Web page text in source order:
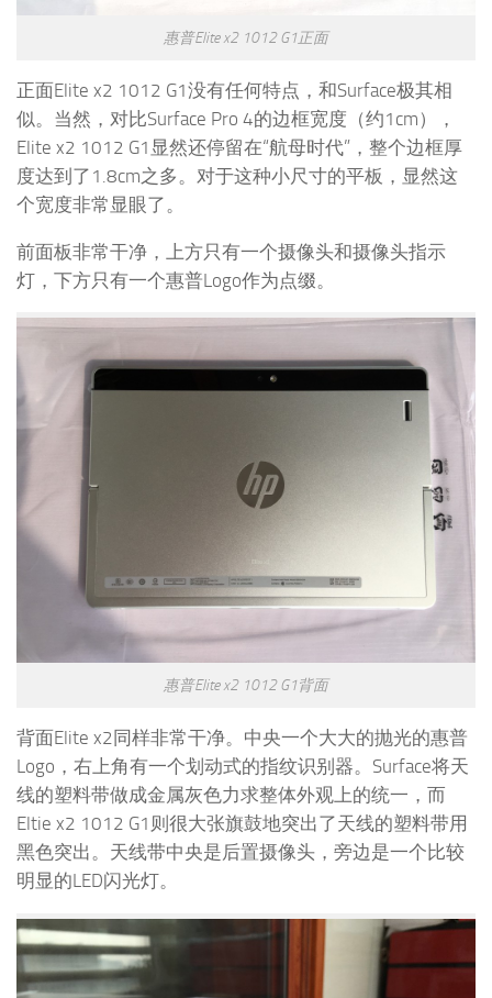
惠普Elite x2 1012 G1正面
正面Elite x2 1012 G1没有任何特点，和Surface极其相
似。当然，对比Surface Pro 4的边框宽度（约1cm），
Elite x2 1012 G1显然还停留在“航母时代”，整个边框厚
度达到了1.8cm之多。对于这种小尺寸的平板，显然这
个宽度非常显眼了。
前面板非常干净，上方只有一个摄像头和摄像头指示
灯，下方只有一个惠普Logo作为点缀。
惠普Elite x2 1012 G1背面
背面Elite x2同样非常干净。中央一个大大的抛光的惠普
Logo，右上角有一个划动式的指纹识别器。Surface将天
线的塑料带做成金属灰色力求整体外观上的统一，而
Eltie x2 1012 G1则很大张旗鼓地突出了天线的塑料带用
黑色突出。天线带中央是后置摄像头，旁边是一个比较
明显的LED闪光灯。